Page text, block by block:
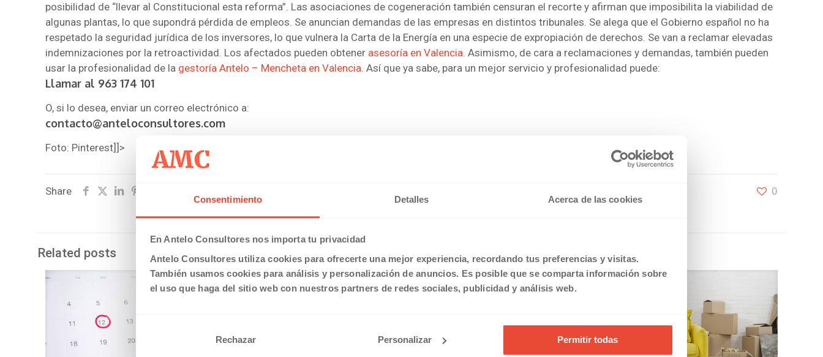
Consentimiento Detalles Acerca de las cookies
En Antelo Consultores nos importa tu privacidad
Antelo Consultores utiliza cookies para ofrecerte una mejor experiencia, recordando tus preferencias y visitas.
También usamos cookies para análisis y personalización de anuncios. Es posible que se comparta información sobre
el uso que haga del sitio web con nuestros partners de redes sociales, publicidad y análisis web.
Rechazar Personalizar Permitir todas
posibilidad de “llevar al Constitucional esta reforma”. Las asociaciones de cogeneración también censuran el recorte y afirman que imposibilita la viabilidad de
algunas plantas, lo que supondrá pérdida de empleos. Se anuncian demandas de las empresas en distintos tribunales. Se alega que el Gobierno español no ha
respetado la seguridad jurídica de los inversores, lo que vulnera la Carta de la Energía en una especie de expropiación de derechos. Se van a reclamar elevadas
indemnizaciones por la retroactividad. Los afectados pueden obtener asesoría en Valencia. Asimismo, de cara a reclamaciones y demandas, también pueden
usar la profesionalidad de la gestoría Antelo – Mencheta en Valencia. Así que ya sabe, para un mejor servicio y profesionalidad puede:
Llamar al 963 174 101
O, si lo desea, enviar un correo electrónico a:
contacto@anteloconsultores.com
Foto: Pinterest]]>
Share 0
Related posts